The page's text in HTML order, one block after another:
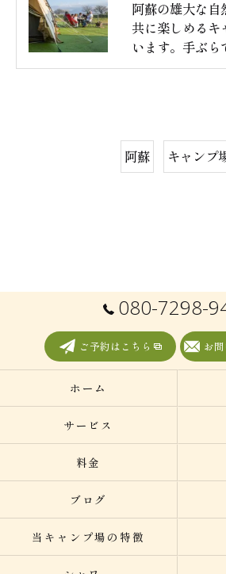
阿蘇の雄大な自
共に楽しめるキ
います。手ぶ
阿蘇 キャンプ
080-7298-
ご予約はこちら お
ホーム
サービス
料金
ブログ
当キャンプ場の特徴